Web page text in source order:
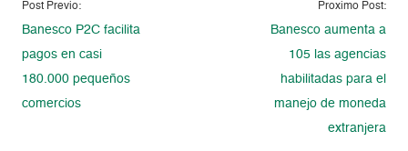
Post Previo:
Banesco P2C facilita
pagos en casi
180.000 pequeños
comercios
Proximo Post:
Banesco aumenta a
105 las agencias
habilitadas para el
manejo de moneda
extranjera